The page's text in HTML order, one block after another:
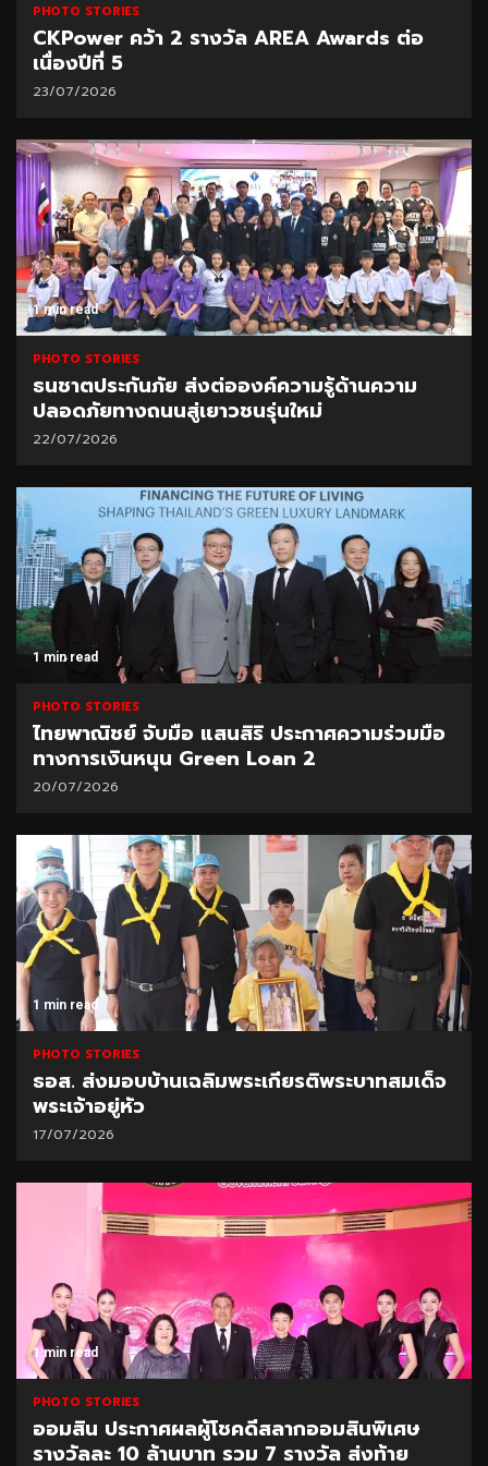
PHOTO STORIES
CKPower คว้า 2 รางวัล AREA Awards ต่อ
เนื่องปีที่ 5
23/07/2026
1 min read
PHOTO STORIES
ธนชาตประกันภัย ส่งต่อองค์ความรู้ด้านความ
ปลอดภัยทางถนนสู่เยาวชนรุ่นใหม่
22/07/2026
1 min read
PHOTO STORIES
ไทยพาณิชย์ จับมือ แสนสิริ ประกาศความร่วมมือ
ทางการเงินหนุน Green Loan 2
20/07/2026
1 min read
PHOTO STORIES
ธอส. ส่งมอบบ้านเฉลิมพระเกียรติพระบาทสมเด็จ
พระเจ้าอยู่หัว
17/07/2026
1 min read
PHOTO STORIES
ออมสิน ประกาศผลผู้โชคดีสลากออมสินพิเศษ
รางวัลละ 10 ล้านบาท รวม 7 รางวัล ส่งท้าย